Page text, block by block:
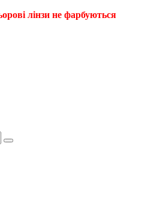
лінзи не фарбуються